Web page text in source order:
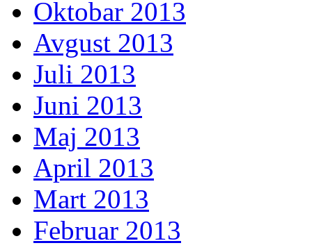
Oktobar 2013
Avgust 2013
Juli 2013
Juni 2013
Maj 2013
April 2013
Mart 2013
Februar 2013